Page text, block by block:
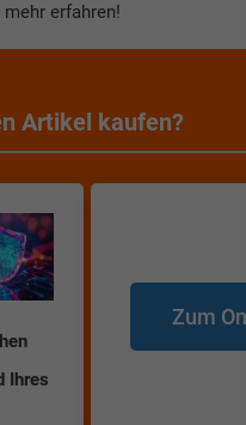
erfahren!
Artikel kaufen?
Ihres
Zum